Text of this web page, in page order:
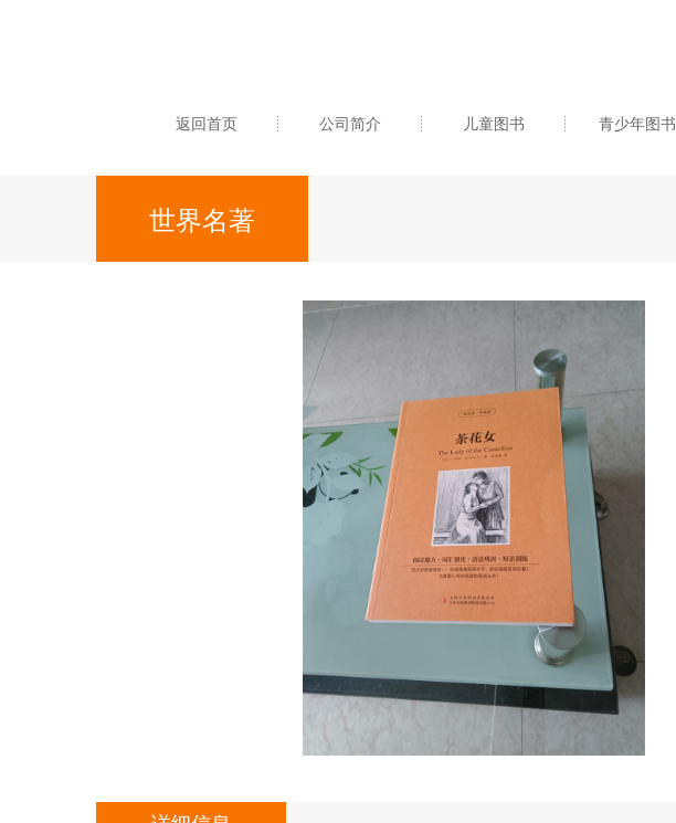
返回首页 公司简介 儿童图书 青少年图书
世界名著